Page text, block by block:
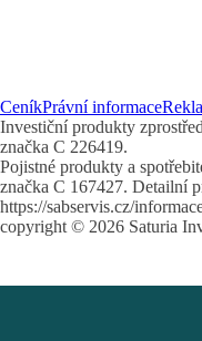
CeníkPrávní informace
Investiční produkty
značka C 226419.
Pojistné produkty a
značka C 167427. Detailní
https://sabservis.cz/
copyright © 2026 Saturia